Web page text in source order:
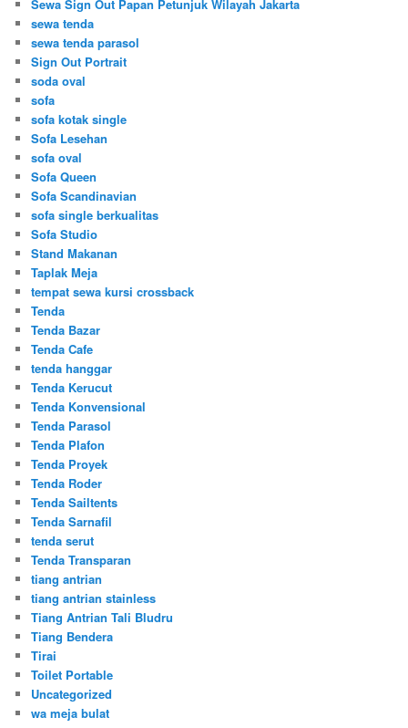
Sewa Sign Out Papan Petunjuk Wilayah Jakarta
sewa tenda
sewa tenda parasol
Sign Out Portrait
soda oval
sofa
sofa kotak single
Sofa Lesehan
sofa oval
Sofa Queen
Sofa Scandinavian
sofa single berkualitas
Sofa Studio
Stand Makanan
Taplak Meja
tempat sewa kursi crossback
Tenda
Tenda Bazar
Tenda Cafe
tenda hanggar
Tenda Kerucut
Tenda Konvensional
Tenda Parasol
Tenda Plafon
Tenda Proyek
Tenda Roder
Tenda Sailtents
Tenda Sarnafil
tenda serut
Tenda Transparan
tiang antrian
tiang antrian stainless
Tiang Antrian Tali Bludru
Tiang Bendera
Tirai
Toilet Portable
Uncategorized
wa meja bulat